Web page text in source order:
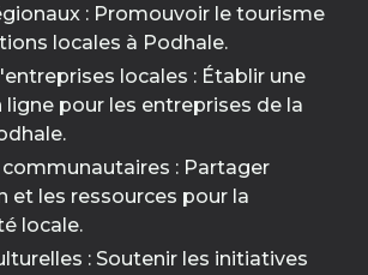
: Promouvoir le tourisme
locales à Podhale.
locales : Établir une
ligne pour les entreprises de la
communautaires : Partager
et les ressources pour la
locale.
: Soutenir les initiatives